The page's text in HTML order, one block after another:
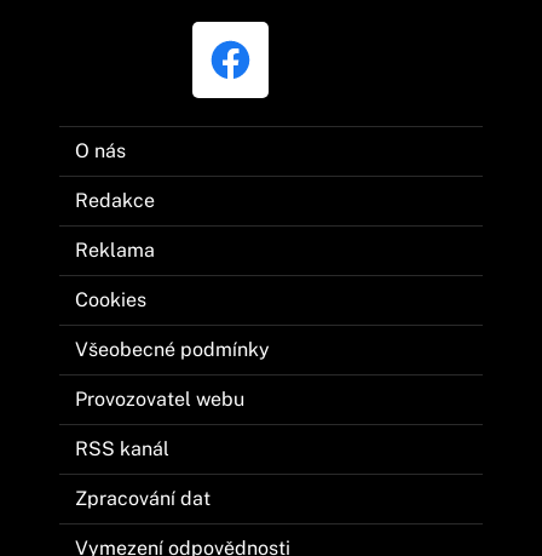
O nás
Redakce
Reklama
Cookies
Všeobecné podmínky
Provozovatel webu
RSS kanál
Zpracování dat
Vymezení odpovědnosti